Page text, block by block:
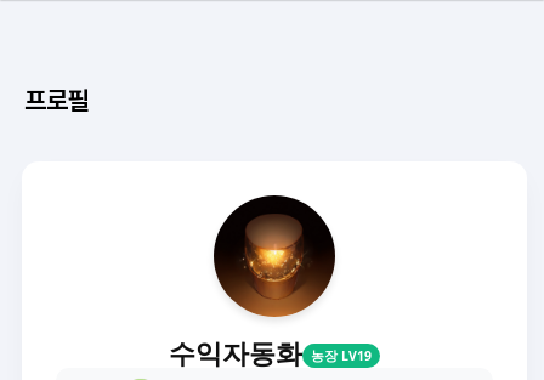
프로필
수익자동화 농장 LV19